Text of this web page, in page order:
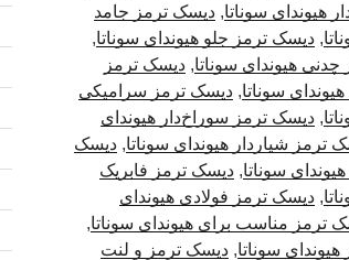
هیوندای سوناتا, دیسک ترمز جامد
, دیسک ترمز جلو هیوندای سوناتا,
هیوندای سوناتا, دیسک ترمز
سوناتا, دیسک ترمز سرامیکی
, دیسک ترمز سوراخ‌دار هیوندای
ترمز شیاردار هیوندای سوناتا, دیسک
سوناتا, دیسک ترمز فابریک
, دیسک ترمز فولادی هیوندای
ترمز مناسب برای هیوندای سوناتا,
سوناتا, دیسک ترمز و لنت